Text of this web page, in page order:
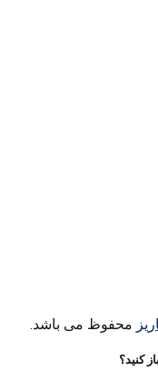
محفوظ می باشد.
کنید؟